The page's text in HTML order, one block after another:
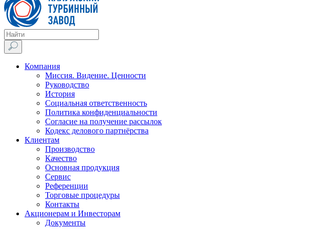
Компания
Миссия. Видение. Ценности
Руководство
История
Социальная ответственность
Политика конфиденциальности
Согласие на получение рассылок
Кодекс делового партнёрства
Клиентам
Производство
Качество
Основная продукция
Сервис
Референции
Торговые процедуры
Контакты
Акционерам и Инвесторам
Документы